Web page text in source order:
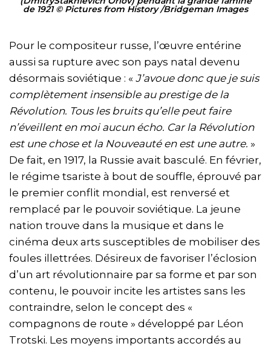
de 1921 © Pictures from History /Bridgeman Images
Pour le compositeur russe, l’œuvre entérine
aussi sa rupture avec son pays natal devenu
désormais soviétique : « J’avoue donc que je suis
complètement insensible au prestige de la
Révolution. Tous les bruits qu’elle peut faire
n’éveillent en moi aucun écho. Car la Révolution
est une chose et la Nouveauté en est une autre. »
De fait, en 1917, la Russie avait basculé. En février,
le régime tsariste à bout de souffle, éprouvé par
le premier conflit mondial, est renversé et
remplacé par le pouvoir soviétique. La jeune
nation trouve dans la musique et dans le
cinéma deux arts susceptibles de mobiliser des
foules illettrées. Désireux de favoriser l’éclosion
d’un art révolutionnaire par sa forme et par son
contenu, le pouvoir incite les artistes sans les
contraindre, selon le concept des «
compagnons de route » développé par Léon
Trotski. Les moyens importants accordés au